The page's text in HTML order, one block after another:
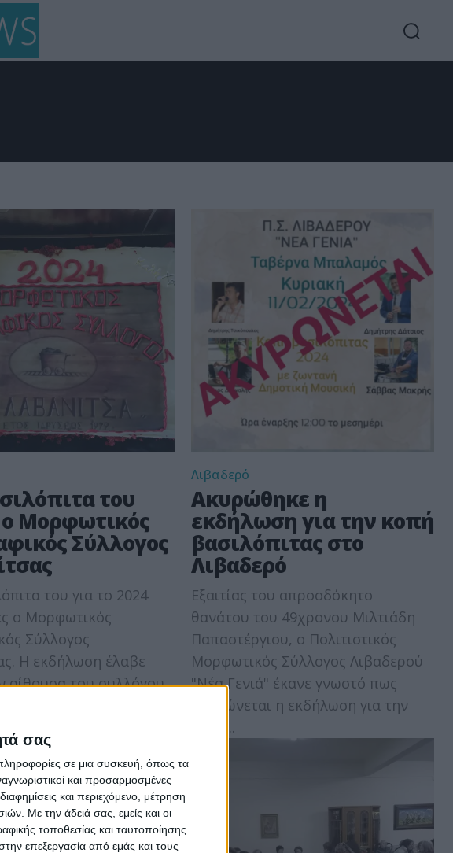
σας
σε μια συσκευή, όπως τα
και προσαρμοσμένες
και περιεχόμενο, μέτρηση
Με την άδειά σας, εμείς και οι
τοποθεσίας και ταυτοποίησης
επεξεργασία από εμάς και τους
του
Μορφωτικός
Σύλλογος
του για το 2024
ο Μορφωτικός
Σύλλογος
Η εκδήλωση έλαβε
αίθουσα του συλλόγου
και...
Λιβαδερό
Ακυρώθηκε η
εκδήλωση για την κοπή
βασιλόπιτας στο
Λιβαδερό
Εξαιτίας του απροσδόκητο
θανάτου του 49χρονου Μιλτιάδη
Παπαστέργιου, ο Πολιτιστικός
Μορφωτικός Σύλλογος Λιβαδερού
"Νέα Γενιά" έκανε γνωστό πως
ακυρώνεται η εκδήλωση για την
κοπή...